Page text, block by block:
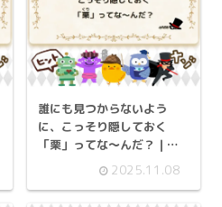
誰にも見つからないよう
に、こっそり隠しておく
「栗」ってな～んだ？ | ふ
つう（中学生レベル）- 挑戦
2025.11.08